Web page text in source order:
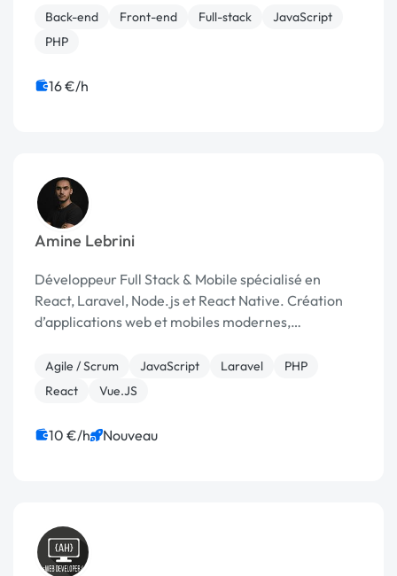
professionnels. ✅ Mes services : Création de site
vitrine moderne & resp...
Back-end Front-end Full-stack
JavaScript
PHP
16 €/h
Amine Lebrini
Développeur Full Stack & Mobile spécialisé en
React, Laravel, Node.js et React Native. Création
d’applications web et mobiles modernes,
Agile / Scrum JavaScript Laravel
PHP
React
Vue.JS
10 €/h Nouveau